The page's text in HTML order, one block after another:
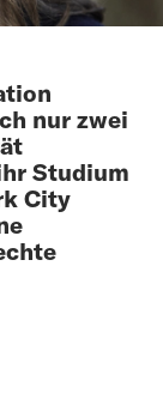
nur zwei
Studium
City